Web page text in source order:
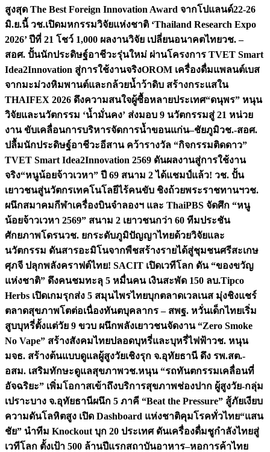
สูงสุด The Best Foreign Innovation Award จากโปแลนด์22-26
มิ.ย.นี้ วช.เปิดมหกรรมวิจัยแห่งชาติ ‘Thailand Research Expo
2026’ ปีที่ 21 โชว์ 1,000 ผลงานวิจัย เปลี่ยนอนาคตไทยวช. –
สอศ. ปั้นนักประดิษฐ์อาชีวะรุ่นใหม่ ผ่านโครงการ TVET Smart
Idea2Innovation สู่การใช้งานจริงOROM เครื่องดื่มแพลนต์เบส
จากมะม่วงหิมพานต์และกล้วยน้ำว้าดิบ สร้างกระแสใน
THAIFEX 2026 ดึงความสนใจผู้ซื้อหลายประเทศ“ดนุพร” หนุน
วิจัยและนวัตกรรม ‘น้ำมั่นคง’ ส่งมอบ 9 นวัตกรรมสู่ 21 หน่วย
งาน ขับเคลื่อนการบริหารจัดการน้ำขอนแก่น–ชัยภูมิวช.-สอศ.
ปลื้มนักประดิษฐ์อาชีวะอีสาน คว้ารางวัล “กิจกรรมติดดาว”
TVET Smart Idea2Innovation 2569 ดันผลงานสู่การใช้งาน
จริง“หนูน้อยจ้าวเวหา” ปี 69 สนาม 2 ได้แชมป์แล้ว! วช. ปั้น
เยาวชนสู่นวัตกรเทคโนโลยีไร้คนขับ ชิงถ้วยพระราชทานฯวช.
ผนึกสมาคมกีฬาเครื่องบินจำลองฯ และ ThaiPBS จัดศึก “หนู
น้อยจ้าวเวหา 2569” สนาม 2 เยาวชนกว่า 60 ทีมประชัน
ศักยภาพโดรนวช. ยกระดับภูมิปัญญาไทยด้วยวิจัยและ
นวัตกรรม ดันสารอะมิโนจากพืชสร้างรายได้สู่ชุมชนศรีสะเกษ
ศุภจี ปลุกพลังคราฟต์ไทย! SACIT เปิดเวทีโลก ดัน “ของขวัญ
แห่งชาติ” ดึงคนชมทะลุ 5 หมื่นคน เงินสะพัด 150 ลบ.Tipco
Herbs เปิดเกมรุกส่ง 5 สมุนไพรไทยบุกตลาดเวลเนส มุ่งชิงแชร์
ตลาดสุขภาพโตต่อเนื่องทันตบุคลากร – สพฐ. หวั่นเด็กไทยเริ่ม
สูบบุหรี่ตั้งแต่วัย 9 ขวบ ผนึกพลังเยาวชนจัดงาน “Zero Smoke
No Vape” สร้างสังคมไทยปลอดบุหรี่และบุหรี่ไฟฟ้าวช. หนุน
มจธ. สร้างต้นแบบดูแลผู้สูงวัยเชิงรุก จ.อุทัยธานี ดึง รพ.สต.-
อสม. เสริมทักษะดูแลสุขภาพวช.หนุน “รถทันตกรรมเคลื่อนที่
อัจฉริยะ” เพิ่มโอกาสเข้าถึงบริการสุขภาพช่องปาก ผู้สูงวัย-กลุ่ม
เปราะบาง จ.อุทัยธานีผนึก 5 ภาคี “Beat the Pressure” สู้ภัยเงียบ
ความดันโลหิตสูง เปิด Dashboard แห่งชาติคุมโรคทั่วไทย“แสน
ชัย” นำทีม Knockout บุก 20 ประเทศ ดันเครื่องดื่มชูกำลังไทยสู่
เวทีโลก ตั้งเป้า 500 ล้านปีแรกสถาบันอาหาร–หอการค้าไทย